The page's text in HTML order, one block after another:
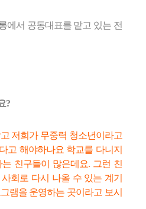
에서 공동대표를 맡고 있는 전
?
저희가 무중력 청소년이라고
고 해야하나요 학교를 다니지
친구들이 많은데요. 그런 친
회로 다시 나올 수 있는 계기
램을 운영하는 곳이라고 보시